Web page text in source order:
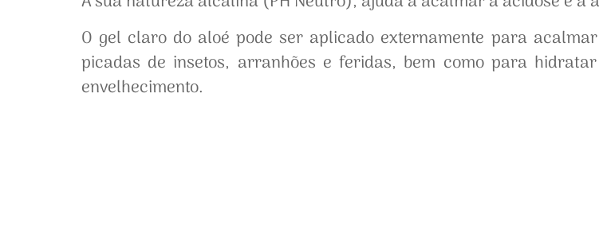
O gel claro do aloé pode ser aplicado externamente para
picadas de insetos, arranhões e feridas, bem como para
envelhecimento.